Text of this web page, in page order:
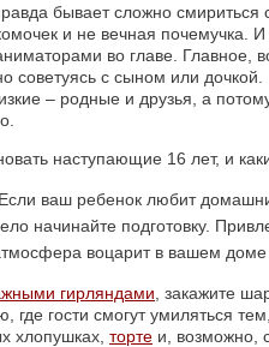
бывает сложно смириться
и не вечная почемучка. И
во главе. Главное,
советуясь с сыном или
‒ родные и друзья, а
наступающие 16 лет, и
ваш ребенок любит
начинайте подготовку.
воцарит в вашем
гирляндами , закажите
где гости смогут умиляться
хлопушках, торте и, возможно,